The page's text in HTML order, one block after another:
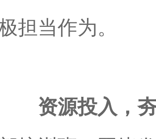
担当作为。
资源投入，